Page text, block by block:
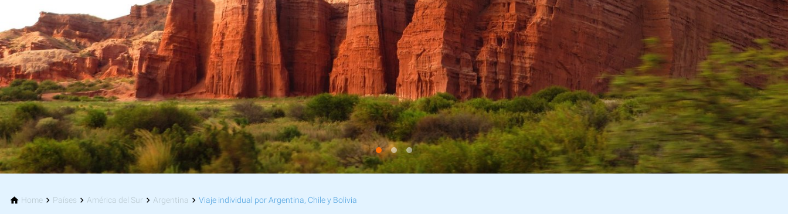
Home Países América del Sur Argentina Viaje individual por Argentina, Chile y Bolivia